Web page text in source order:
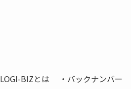
LOGI-BIZとは バックナンバー